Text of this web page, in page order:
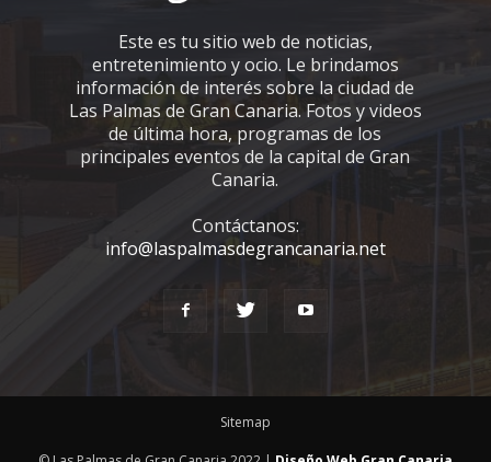
Este es tu sitio web de noticias,
entretenimiento y ocio. Le brindamos
información de interés sobre la ciudad de
Las Palmas de Gran Canaria. Fotos y videos
de última hora, programas de los
principales eventos de la capital de Gran
Canaria.
Contáctanos:
info@laspalmasdegrancanaria.net
Sitemap